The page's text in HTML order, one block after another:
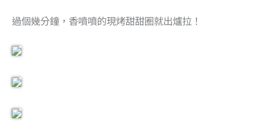
過個幾分鐘，香噴噴的現烤甜甜圈就出爐拉！